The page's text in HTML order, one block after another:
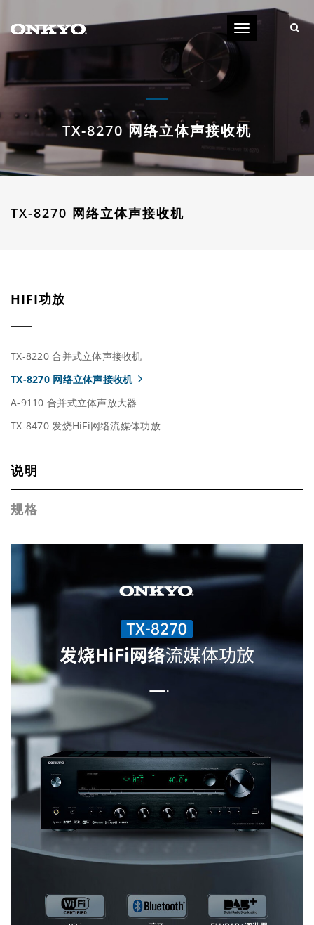
导
TX-8270 网络立体声接收机
TX-8270 网络立体声接收机
HIFI功放
TX-8220 合并式立体声接收机
TX-8270 网络立体声接收机
A-9110 合并式立体声放大器
TX-8470 发烧HiFi网络流媒体功放
说明
规格